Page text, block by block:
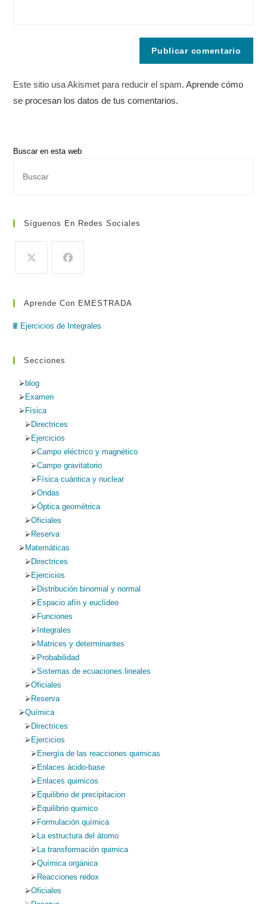
Este sitio usa Akismet para reducir el spam.Aprende cómo
se procesan los datos de tus comentarios.
Buscar en esta web
Síguenos En Redes Sociales
Aprende Con EMESTRADA
🖩 Ejercicios de Integrales
Secciones
blog
Examen
Física
Directrices
Ejercicios
Campo eléctrico y magnético
Campo gravitatorio
Física cuántica y nuclear
Ondas
Óptica geométrica
Oficiales
Reserva
Matemáticas
Directrices
Ejercicios
Distribución binomial y normal
Espacio afín y euclídeo
Funciones
Integrales
Matrices y determinantes
Probabilidad
Sistemas de ecuaciones lineales
Oficiales
Reserva
Química
Directrices
Ejercicios
Energía de las reacciones quimicas
Enlaces ácido-base
Enlaces quimicos
Equilibrio de precipitacion
Equilibrio quimico
Formulación química
La estructura del átomo
La transformación quimica
Química orgánica
Reacciones redox
Oficiales